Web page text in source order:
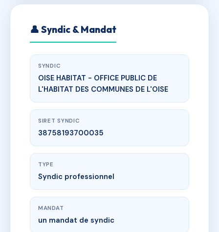
👤 Syndic & Mandat
SYNDIC
OISE HABITAT - OFFICE PUBLIC DE
L'HABITAT DES COMMUNES DE L'OISE
SIRET SYNDIC
38758193700035
TYPE
Syndic professionnel
MANDAT
un mandat de syndic